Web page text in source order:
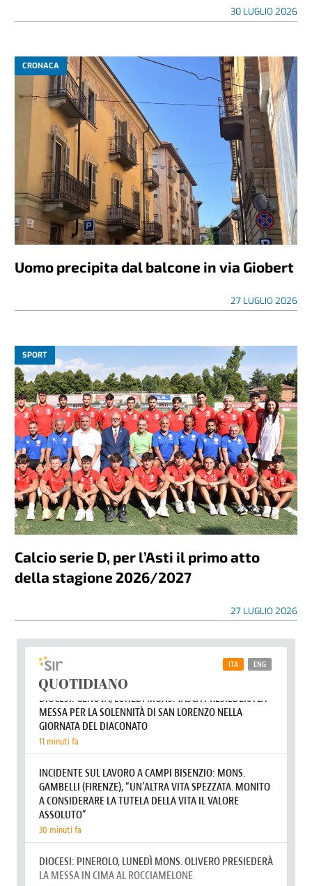
30 LUGLIO 2026
CRONACA
Uomo precipita dal balcone in via Giobert
27 LUGLIO 2026
SPORT
Calcio serie D, per l’Asti il primo atto
della stagione 2026/2027
27 LUGLIO 2026